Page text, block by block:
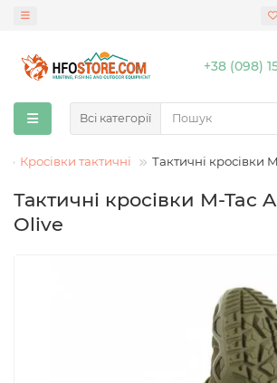
+38 (098)
Всі категорії
Кросівки тактичні Тактичні кросівки
Тактичні кросівки M-Tac
Olive